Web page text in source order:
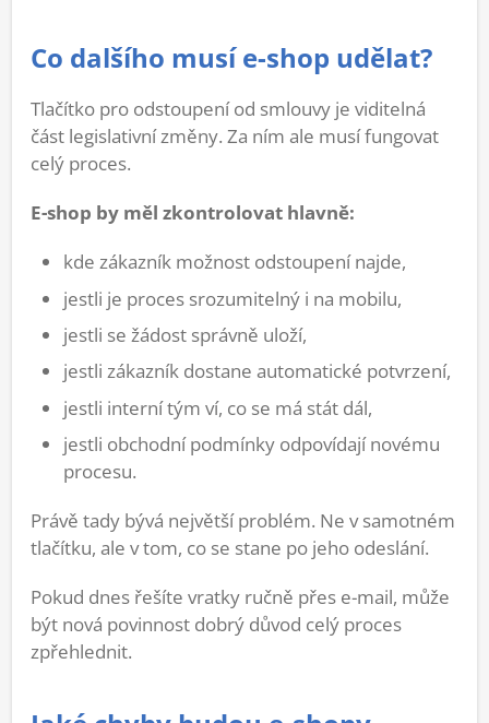
Co dalšího musí e-shop udělat?
Tlačítko pro odstoupení od smlouvy je viditelná
část legislativní změny. Za ním ale musí fungovat
celý proces.
E-shop by měl zkontrolovat hlavně:
kde zákazník možnost odstoupení najde,
jestli je proces srozumitelný i na mobilu,
jestli se žádost správně uloží,
jestli zákazník dostane automatické potvrzení,
jestli interní tým ví, co se má stát dál,
jestli obchodní podmínky odpovídají novému
procesu.
Právě tady bývá největší problém. Ne v samotném
tlačítku, ale v tom, co se stane po jeho odeslání.
Pokud dnes řešíte vratky ručně přes e-mail, může
být nová povinnost dobrý důvod celý proces
zpřehlednit.